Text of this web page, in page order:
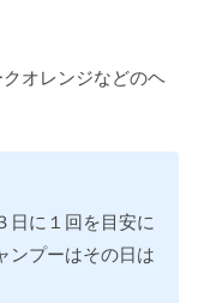
オレンジなどのヘ
日に１回を目安に
ンプーはその日は